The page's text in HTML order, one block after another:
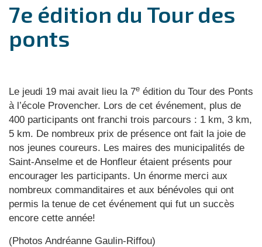
7e édition du Tour des
ponts
Le jeudi 19 mai avait lieu la 7e édition du Tour des Ponts
à l’école Provencher. Lors de cet événement, plus de
400 participants ont franchi trois parcours : 1 km, 3 km,
5 km. De nombreux prix de présence ont fait la joie de
nos jeunes coureurs. Les maires des municipalités de
Saint-Anselme et de Honfleur étaient présents pour
encourager les participants. Un énorme merci aux
nombreux commanditaires et aux bénévoles qui ont
permis la tenue de cet événement qui fut un succès
encore cette année!
(Photos Andréanne Gaulin-Riffou)